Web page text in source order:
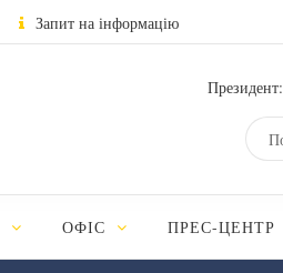
Запит на інформацію
Президент:
ОФІС ПРЕС-ЦЕНТР